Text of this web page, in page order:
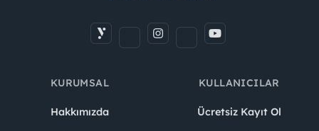
KURUMSAL
Hakkımızda
KULLANICILAR
Ücretsiz Kayıt Ol